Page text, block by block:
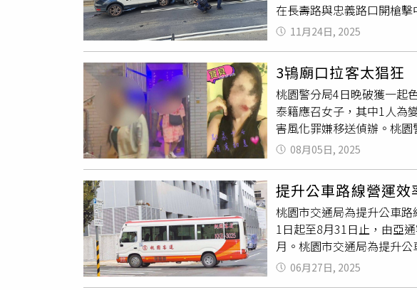
南市中心成功大學旁原美
新案75折，已熱銷中。順
術）、Core（核心）、
層、85~133坪共101戶；梧
10分鐘、台鐵3分鐘，地上
83~131坪共31戶，自用投
寶集團表示，今年推案以
現集團全台布局雄心。
在長壽路與忠義路口開槍
品。至於詳細事故原因仍有
規定使用方向燈)時，目
駕車高速逃逸。警方見狀
甚至二度衝撞警車，警方
同時對許女轎車輪胎連開8
事後也在車內查獲海洛因
罪移請偵辦。
11月24日, 2025
3鴇廟口拉客太猖狂
桃園警分局4日晚破獲一起
泰籍應召女子，其中1人為
害風化罪嫌移送偵辦。桃
觀光之名，在民生路偏僻
度高」「鄰家少女、清秀
哨」，順便攬客。陳男旗
園警分局行政組與青溪所、
票進行查緝，當場控制正
泰國籍應召女子，其中1人
女子則依社會秩序維護法
08月05日, 2025
提升公車路線營運
桃園市交通局為提升公車
1日起至8月31日止，由亞
月。桃園市交通局為提升
自7月1日起至8月31日止，
駛2個月。（圖／交通局
06月27日, 2025